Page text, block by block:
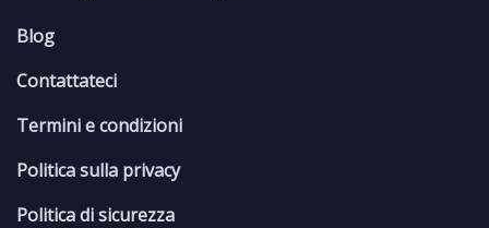
Blog
Contattateci
Termini e condizioni
Politica sulla privacy
Politica di sicurezza